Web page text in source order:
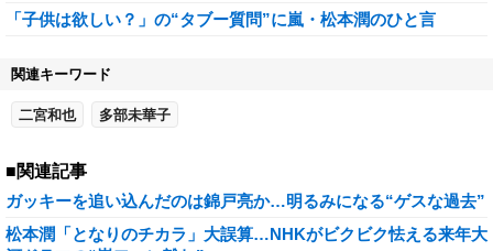
「子供は欲しい？」の“タブー質問”に嵐・松本潤のひと言
関連キーワード
二宮和也 多部未華子
■関連記事
ガッキーを追い込んだのは錦戸亮か…明るみになる“ゲスな過去”
松本潤「となりのチカラ」大誤算…NHKがビクビク怯える来年大